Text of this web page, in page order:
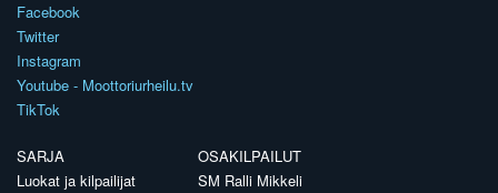
Facebook
Twitter
Instagram
Youtube - Moottoriurheilu.tv
TikTok
SARJA
Luokat ja kilpailijat
OSAKILPAILUT
SM Ralli Mikkeli